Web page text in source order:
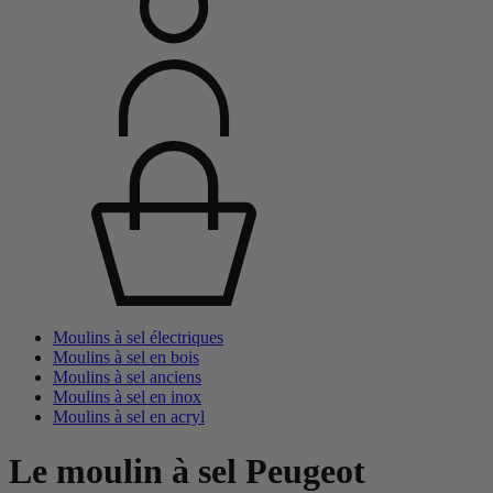
Moulins à sel électriques
Moulins à sel en bois
Moulins à sel anciens
Moulins à sel en inox
Moulins à sel en acryl
Le moulin à sel Peugeot